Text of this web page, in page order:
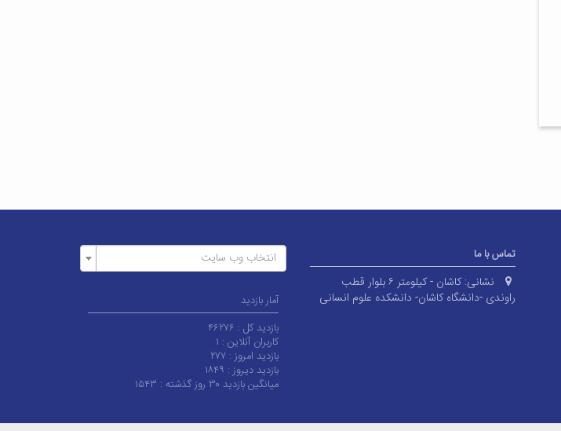
تماس با ما
نشانی:
کاشان - کیلومتر ۶ بلوار قطب
راوندی -دانشگاه کاشان- دانشکده علوم انسانی
انتخاب وب سایت
آمار بازدید
بازدید کل : ۴۶۲۷۶
کاربران آنلاین : ۱
بازدید امروز : ۲۷۷
بازدید دیروز : ۱۸۴۹
میانگین بازدید ۳۰ روز گذشته :
۱۵۴۳